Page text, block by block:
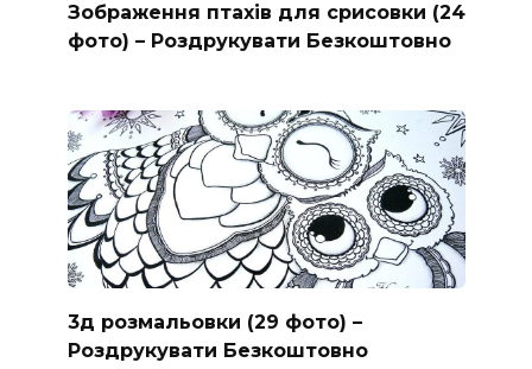
Зображення птахів для срисовки (24
фото) – Роздрукувати Безкоштовно
3д розмальовки (29 фото) –
Роздрукувати Безкоштовно